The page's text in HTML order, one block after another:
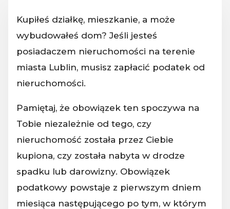
Kupiłeś działkę, mieszkanie, a może
wybudowałeś dom? Jeśli jesteś
posiadaczem nieruchomości na terenie
miasta Lublin, musisz zapłacić podatek od
nieruchomości.
Pamiętaj, że obowiązek ten spoczywa na
Tobie niezależnie od tego, czy
nieruchomość została przez Ciebie
kupiona, czy została nabyta w drodze
spadku lub darowizny. Obowiązek
podatkowy powstaje z pierwszym dniem
miesiąca następującego po tym, w którym